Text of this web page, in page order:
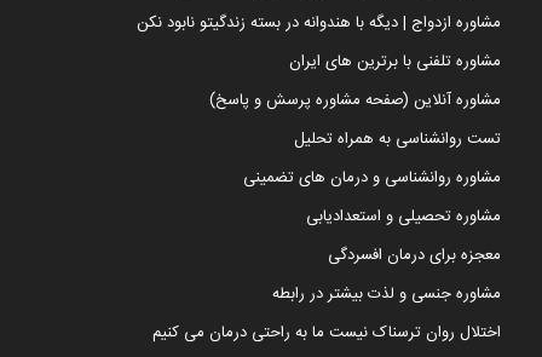
مشاوره ازدواج | دیگه با هندوانه در بسته زندگیتو نابود نکن
مشاوره تلفنی با برترین های ایران
مشاوره آنلاین (صفحه مشاوره پرسش و پاسخ)
تست روانشناسی به همراه تحلیل
مشاوره روانشناسی و درمان های تضمینی
مشاوره تحصیلی و استعدادیابی
معجزه برای درمان افسردگی
مشاوره جنسی و لذت بیشتر در رابطه
اختلال روان ترسناک نیست ما به راحتی درمان می کنیم